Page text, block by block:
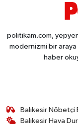
politikam.com,
modernizmi bir
haber
Balıkesir Nöbetçi
Balıkesir Hava